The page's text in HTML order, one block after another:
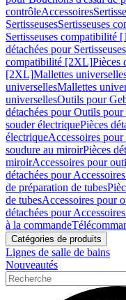
contrôleAccessoires
SertisseusesSertisseuses
Sertisseuses compatibilité
détachées pour
compatibilité [2XL]Pièces
[2XL]Mallettes
universellesMallettes
universellesOutils pour
détachées pour Outils
souder électriquePièces
électriqueAccessoires
soudure au miroirPièces
miroirAccessoires pour
détachées pour
de préparation de tubes
de tubesAccessoires pour
détachées pour
à la commande
Catégories de produits
Lignes de salle de bains
Nouveautés